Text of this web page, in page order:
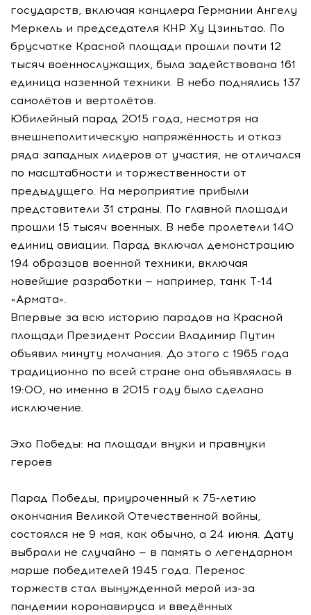
государств, включая канцлера Германии Ангелу
Меркель и председателя КНР Ху Цзиньтао. По
брусчатке Красной площади прошли почти 12
тысяч военнослужащих, была задействована 161
единица наземной техники. В небо поднялись 137
самолётов и вертолётов.
Юбилейный парад 2015 года, несмотря на
внешнеполитическую напряжённость и отказ
ряда западных лидеров от участия, не отличался
по масштабности и торжественности от
предыдущего. На мероприятие прибыли
представители 31 страны. По главной площади
прошли 15 тысяч военных. В небе пролетели 140
единиц авиации. Парад включал демонстрацию
194 образцов военной техники, включая
новейшие разработки — например, танк Т-14
«Армата».
Впервые за всю историю парадов на Красной
площади Президент России Владимир Путин
объявил минуту молчания. До этого с 1965 года
традиционно по всей стране она объявлялась в
19:00, но именно в 2015 году было сделано
исключение.
Эхо Победы: на площади внуки и правнуки
героев
Парад Победы, приуроченный к 75-летию
окончания Великой Отечественной войны,
состоялся не 9 мая, как обычно, а 24 июня. Дату
выбрали не случайно — в память о легендарном
марше победителей 1945 года. Перенос
торжеств стал вынужденной мерой из-за
пандемии коронавируса и введённых